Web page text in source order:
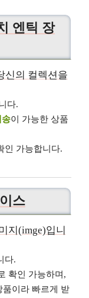
엔틱 장
다.
송이 가능한 상품
인 가능합니다.
스
다.
확인 가능하며,
이라 빠르게 받